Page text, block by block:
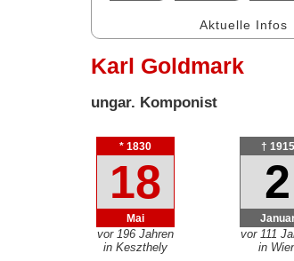
Aktuelle Infos
Karl Goldmark
ungar. Komponist
* 1830
18
Mai
vor 196 Jahren
in Keszthely
† 1915
2
vor 111
in